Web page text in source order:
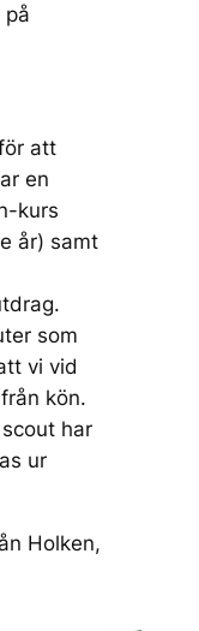
på
att
en
kurs
år) samt
som
vi vid
kön.
har
ur
Holken,